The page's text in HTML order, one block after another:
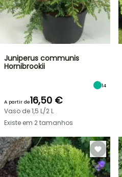
Juniperus communis
Hornibrookii
14
A partir de16,50 €
Vaso de 1,5 L/2 L
Existe em 2 tamanhos